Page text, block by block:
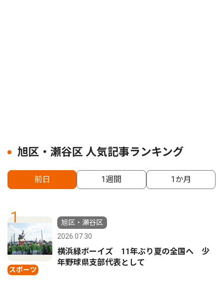
旭区・瀬谷区 人気記事ランキング
前日 1週間 1か月
1
スポーツ
旭区・瀬谷区
2026.07.30
横浜緑ボーイズ 11年ぶり夏の全国へ 少
年野球県支部代表として